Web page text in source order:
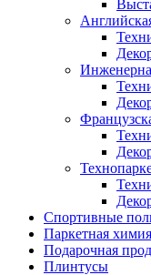
Спортивные
Паркетная химия
Подарочная
Плинтусы